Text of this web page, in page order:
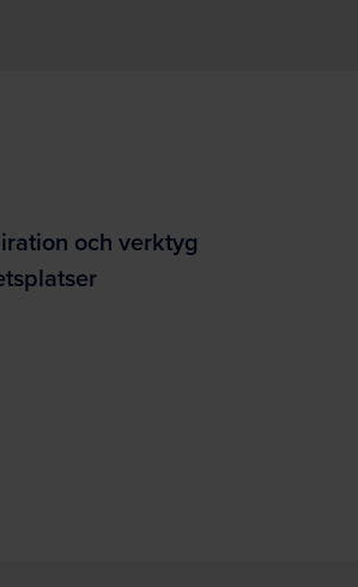
och verktyg